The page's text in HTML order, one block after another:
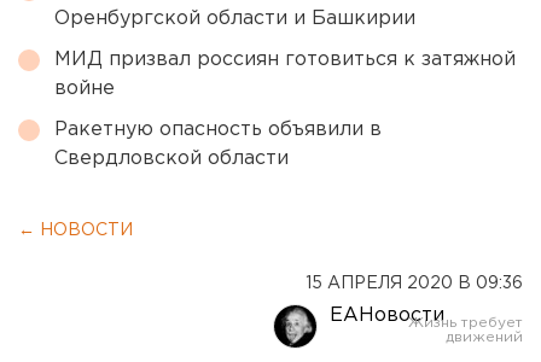
Оренбургской области и Башкирии
МИД призвал россиян готовиться к затяжной
войне
Ракетную опасность объявили в
Свердловской области
← НОВОСТИ
15 АПРЕЛЯ 2020 В 09:36
ЕАНовости